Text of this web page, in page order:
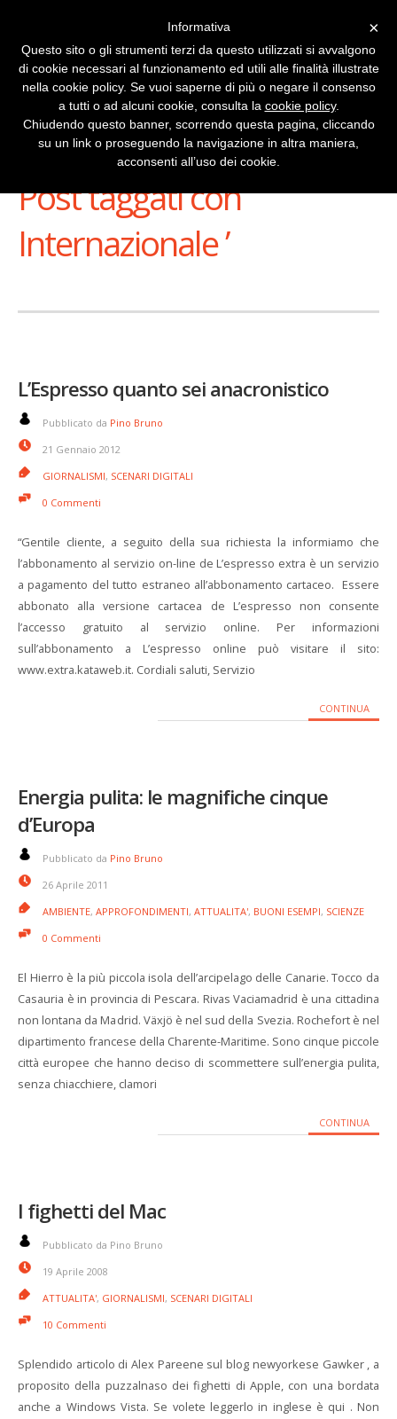
Stai Visualizzando
Post taggati con ‘
Internazionale ’
L’Espresso quanto sei anacronistico
Pubblicato da Pino Bruno
21 Gennaio 2012
GIORNALISMI, SCENARI DIGITALI
0 Commenti
“Gentile cliente, a seguito della sua richiesta la informiamo che
l’abbonamento al servizio on-line de L’espresso extra è un servizio
a pagamento del tutto estraneo all’abbonamento cartaceo. Essere
abbonato alla versione cartacea de L’espresso non consente
l’accesso gratuito al servizio online. Per informazioni
sull’abbonamento a L’espresso online può visitare il sito:
www.extra.kataweb.it. Cordiali saluti, Servizio
CONTINUA
Energia pulita: le magnifiche cinque
d’Europa
Pubblicato da Pino Bruno
26 Aprile 2011
AMBIENTE, APPROFONDIMENTI, ATTUALITA', BUONI ESEMPI, SCIENZE
0 Commenti
El Hierro è la più piccola isola dell’arcipelago delle Canarie. Tocco da
Casauria è in provincia di Pescara. Rivas Vaciamadrid è una cittadina
non lontana da Madrid. Växjö è nel sud della Svezia. Rochefort è nel
dipartimento francese della Charente-Maritime. Sono cinque piccole
città europee che hanno deciso di scommettere sull’energia pulita,
senza chiacchiere, clamori
CONTINUA
I fighetti del Mac
Pubblicato da Pino Bruno
19 Aprile 2008
ATTUALITA', GIORNALISMI, SCENARI DIGITALI
10 Commenti
Splendido articolo di Alex Pareene sul blog newyorkese Gawker , a
proposito della puzzalnaso dei fighetti di Apple, con una bordata
anche a Windows Vista. Se volete leggerlo in inglese è qui . Non
×
Informativa
Questo sito o gli strumenti terzi da questo utilizzati si avvalgono
di cookie necessari al funzionamento ed utili alle finalità illustrate
nella cookie policy. Se vuoi saperne di più o negare il consenso
a tutti o ad alcuni cookie, consulta la cookie policy.
Chiudendo questo banner, scorrendo questa pagina, cliccando
su un link o proseguendo la navigazione in altra maniera,
acconsenti all’uso dei cookie.